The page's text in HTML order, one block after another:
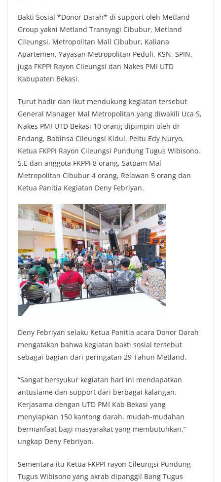
Bakti Sosial *Donor Darah* di support oleh Metland
Group yakni Metland Transyogi Cibubur, Metland
Cileungsi, Metropolitan Mall Cibubur, Kaliana
Apartemen, Yayasan Metropolitan Peduli, KSN, SPIN,
juga FKPPI Rayon Cileungsi dan Nakes PMI UTD
Kabupaten Bekasi.
Turut hadir dan ikut mendukung kegiatan tersebut
General Manager Mal Metropolitan yang diwakili Uca S,
Nakes PMI UTD Bekasi 10 orang dipimpin oleh dr
Endang, Babinsa Cileungsi Kidul, Peltu Edy Nuryo,
Ketua FKPPI Rayon Cileungsi Pundung Tugus Wibisono,
S.E dan anggota FKPPI 8 orang, Satpam Mal
Metropolitan Cibubur 4 orang, Relawan 5 orang dan
Ketua Panitia Kegiatan Deny Febriyan.
Deny Febriyan selaku Ketua Panitia acara Donor Darah
mengatakan bahwa kegiatan bakti sosial tersebut
sebagai bagian dari peringatan 29 Tahun Metland.
“Sangat bersyukur kegiatan hari ini mendapatkan
antusiame dan support dari berbagai kalangan.
Kerjasama dengan UTD PMI Kab Bekasi yang
menyiapkan 150 kantong darah, mudah-mudahan
bermanfaat bagi masyarakat yang membutuhkan,”
ungkap Deny Febriyan.
Sementara itu Ketua FKPPI rayon Cileungsi Pundung
Tugus Wibisono yang akrab dipanggil Bang Tugus